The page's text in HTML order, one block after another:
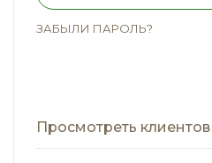
ЗАБЫЛИ ПАРОЛЬ?
Просмотреть клиентов